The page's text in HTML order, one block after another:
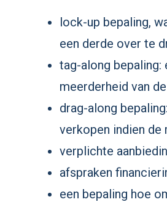
lock-up bepaling,
een derde over te
tag-along bepaling:
meerderheid van
drag-along
verkopen indien de
verplichte
afspraken
een bepaling hoe